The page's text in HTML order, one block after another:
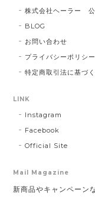
株式会社ヘーラー 公
BLOG
お問い合わせ
プライバシーポリシー
特定商取引法に基づ
LINK
Instagram
Facebook
Official Site
Mail Magazine
新商品やキャンペーン